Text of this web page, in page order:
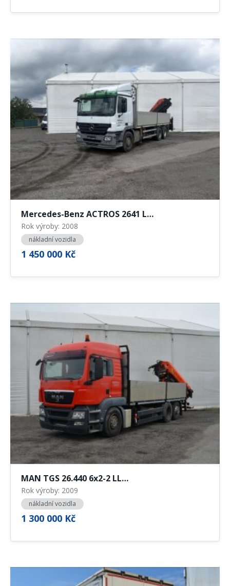
Mercedes-Benz ACTROS 2641 L…
Rok výroby: 2008
nákladní vozidla
1 450 000 Kč
MAN TGS 26.440 6x2-2 LL…
Rok výroby: 2009
nákladní vozidla
1 300 000 Kč